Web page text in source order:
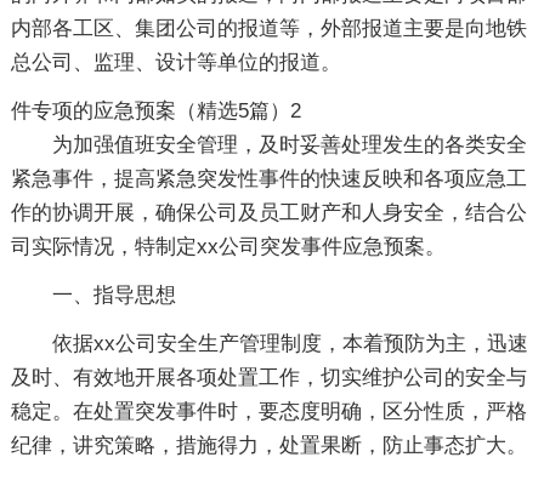
内部各工区、集团公司的报道等，外部报道主要是向地铁
总公司、监理、设计等单位的报道。
件专项的应急预案（精选5篇）2
为加强值班安全管理，及时妥善处理发生的各类安全
紧急事件，提高紧急突发性事件的快速反映和各项应急工
作的协调开展，确保公司及员工财产和人身安全，结合公
司实际情况，特制定xx公司突发事件应急预案。
一、指导思想
依据xx公司安全生产管理制度，本着预防为主，迅速
及时、有效地开展各项处置工作，切实维护公司的安全与
稳定。在处置突发事件时，要态度明确，区分性质，严格
纪律，讲究策略，措施得力，处置果断，防止事态扩大。